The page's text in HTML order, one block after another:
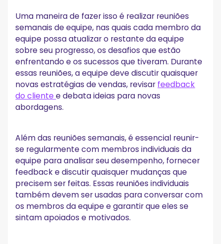
Uma maneira de fazer isso é realizar reuniões
semanais de equipe, nas quais cada membro da
equipe possa atualizar o restante da equipe
sobre seu progresso, os desafios que estão
enfrentando e os sucessos que tiveram. Durante
essas reuniões, a equipe deve discutir quaisquer
novas estratégias de vendas, revisar feedback
do clientee debata ideias para novas
abordagens.
Além das reuniões semanais, é essencial reunir-
se regularmente com membros individuais da
equipe para analisar seu desempenho, fornecer
feedback e discutir quaisquer mudanças que
precisem ser feitas. Essas reuniões individuais
também devem ser usadas para conversar com
os membros da equipe e garantir que eles se
sintam apoiados e motivados.